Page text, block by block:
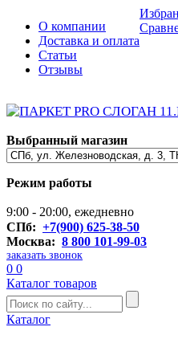
О компании
Доставка и оплата
Статьи
Отзывы
Выбранный магазин
Режим работы
9:00 - 20:00, ежедневно
СПб: +7(900) 625-38-50
Москва: 8 800 101-99-03
заказать звонок
0 0
Каталог товаров
Каталог